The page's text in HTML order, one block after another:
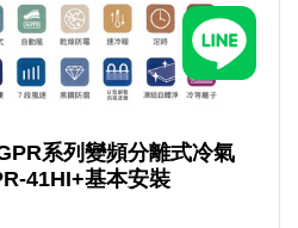
系列變頻分離式冷氣
41HI+基本安裝